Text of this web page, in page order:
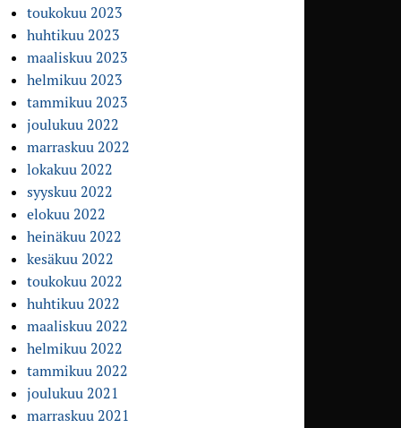
toukokuu 2023
huhtikuu 2023
maaliskuu 2023
helmikuu 2023
tammikuu 2023
joulukuu 2022
marraskuu 2022
lokakuu 2022
syyskuu 2022
elokuu 2022
heinäkuu 2022
kesäkuu 2022
toukokuu 2022
huhtikuu 2022
maaliskuu 2022
helmikuu 2022
tammikuu 2022
joulukuu 2021
marraskuu 2021